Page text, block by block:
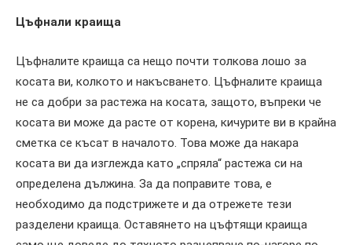
Цъфнали краища
Цъфналите краища са нещо почти толкова лошо за
косата ви, колкото и накъсването. Цъфналите краища
не са добри за растежа на косата, защото, въпреки че
косата ви може да расте от корена, кичурите ви в крайна
сметка се късат в началото. Това може да накара
косата ви да изглежда като „спряла“ растежа си на
определена дължина. За да поправите това, е
необходимо да подстрижете и да отрежете тези
разделени краища. Оставянето на цъфтящи краища